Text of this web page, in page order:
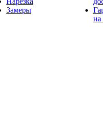
Замеры
на